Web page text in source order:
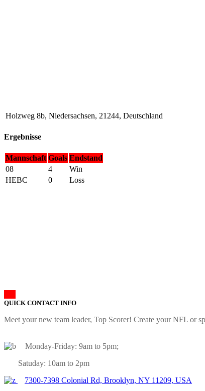
Holzweg 8b, Niedersachsen, 21244, Deutschland
Ergebnisse
Mannschaft Goals Endstand
08
4
Win
HEBC
0 Loss
QUICK CONTACT INFO
Meet your new team leader, Top Scorer! Create your NFL or
Monday-Friday: 9am to 5pm;
Satuday: 10am to 2pm
7300-7398 Colonial Rd, Brooklyn, NY 11209, USA